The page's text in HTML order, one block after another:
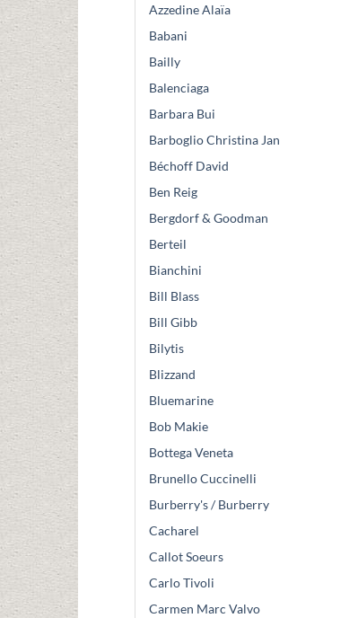
Azzedine Alaïa
Babani
Bailly
Balenciaga
Barbara Bui
Barboglio Christina Jan
Béchoff David
Ben Reig
Bergdorf & Goodman
Berteil
Bianchini
Bill Blass
Bill Gibb
Bilytis
Blizzand
Bluemarine
Bob Makie
Bottega Veneta
Brunello Cuccinelli
Burberry's / Burberry
Cacharel
Callot Soeurs
Carlo Tivoli
Carmen Marc Valvo